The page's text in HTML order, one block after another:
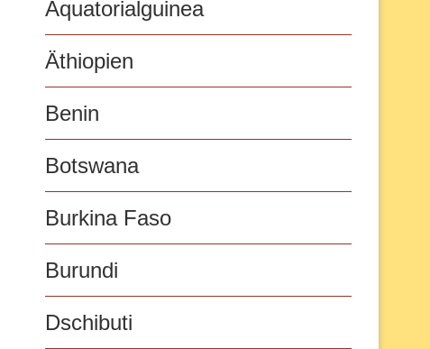
Äquatorialguinea
Äthiopien
Benin
Botswana
Burkina Faso
Burundi
Dschibuti